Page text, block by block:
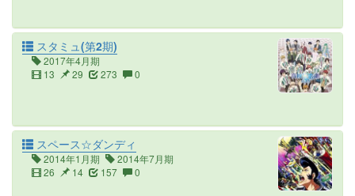
スタミュ(第2期)
2017年4月期
13
29 273 0
スペース☆ダンディ
2014年1月期
2014年7月期
26
14 157 0